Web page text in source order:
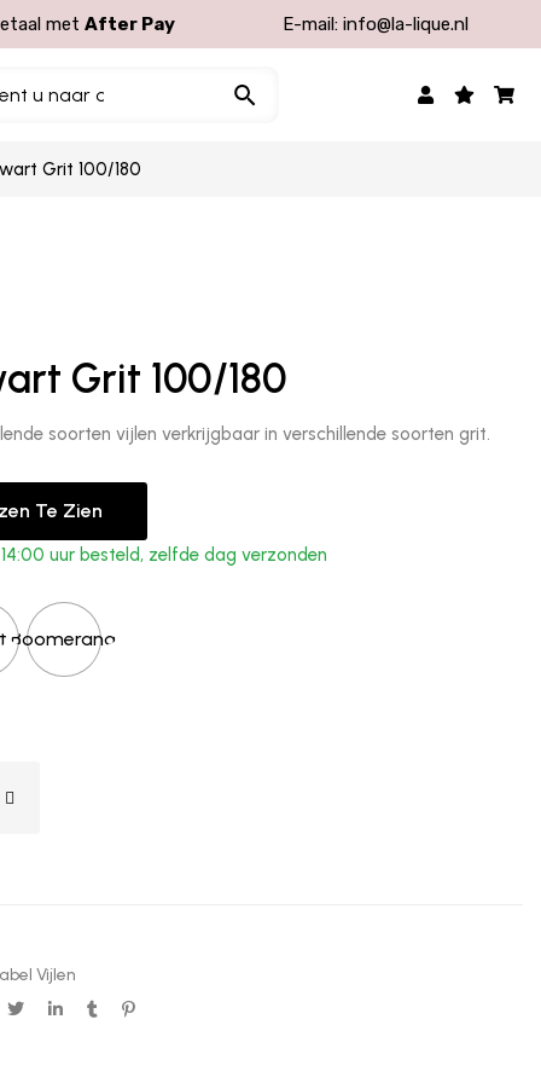
metAfter Pay E-mail:info@la-lique.nl
Grit 100/180
Grit 100/180
soorten vijlen verkrijgbaar in verschillende soorten grit.
Te Zien
uur besteld, zelfde dag verzonden
Boomerang
Vijlen